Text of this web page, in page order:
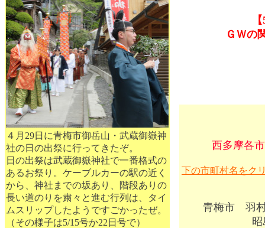
４月29日に青梅市御岳山・武蔵御嶽神
社の日の出祭に行ってきたぞ。
日の出祭は武蔵御嶽神社で一番格式の
あるお祭り。ケーブルカーの駅の近く
から、神社までの坂あり、階段ありの
長い道のりを粛々と進む行列は、タイ
ムスリップしたようですごかったぜ。
（その様子は5/15号か22日号で）
ＧＷの
西多摩各
下の市町村名をク
青梅市
羽